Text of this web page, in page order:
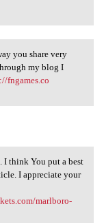
you share very
my blog I
fngames.co
I think You put a best
I appreciate your
marlboro-